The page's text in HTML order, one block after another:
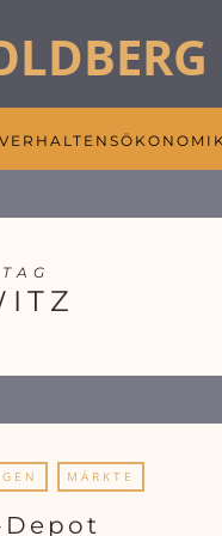
VERHALTENSÖKONOMIK
MÄRKTE